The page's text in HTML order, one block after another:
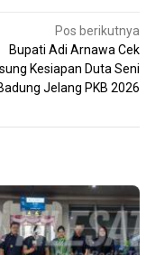
Pos berikutnya
Bupati Adi Arnawa Cek
Kesiapan Duta Seni
Jelang PKB 2026